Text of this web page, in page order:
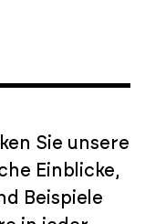
Sie unsere
Einblicke,
Beispiele